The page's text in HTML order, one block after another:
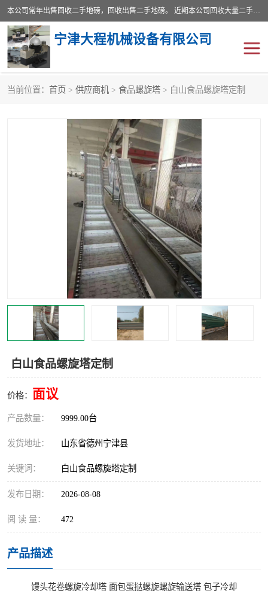
本公司常年出售回收二手地磅，回收出售二手地磅。 近期本公司回收大量二手地磅，型号齐全，宽度从2米到3.5米，长度5米到25米，承重吨位从10到200吨，成色7—9成新。 ? 使用年限6个月至2年，产品来源于个人闲置品，工矿企业停用品，因小换大而来。 精准度和新的一样， 二手地磅是内行人的选择，打个电话就省钱朋友您好等什么
宁津大程机械设备有限公司
当前位置： 首页 > 供应商机 > 食品螺旋塔 > 白山食品螺旋塔定制
白山食品螺旋塔定制
价格： 面议
产品数量： 9999.00台
发货地址： 山东省德州宁津县
关键词： 白山食品螺旋塔定制
发布日期： 2026-08-08
阅 读 量： 472
产品描述
馒头花卷螺旋冷却塔 面包蛋挞螺旋螺旋输送塔 包子冷却
废纸打包机
食品烘干机
输送机
全自动输送机
食品螺旋塔
木材撕碎机
塑料撕碎机